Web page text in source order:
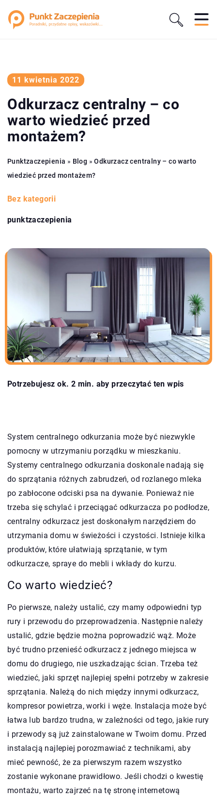
11 kwietnia 2022
Odkurzacz centralny – co
warto wiedzieć przed
montażem?
Punktzaczepienia » Blog »Odkurzacz centralny – co warto
wiedzieć przed montażem?
Bez kategorii
punktzaczepienia
Potrzebujesz ok. 2 min. aby przeczytać ten wpis
System centralnego odkurzania może być niezwykle
pomocny w utrzymaniu porządku w mieszkaniu.
Systemy centralnego odkurzania doskonale nadają się
do sprzątania różnych zabrudzeń, od rozlanego mleka
po zabłocone odciski psa na dywanie. Ponieważ nie
trzeba się schylać i przeciągać odkurzacza po podłodze,
centralny odkurzacz jest doskonałym narzędziem do
utrzymania domu w świeżości i czystości. Istnieje kilka
produktów, które ułatwiają sprzątanie, w tym
odkurzacze, spraye do mebli i wkłady do kurzu.
Co warto wiedzieć?
Po pierwsze, należy ustalić, czy mamy odpowiedni typ
rury i przewodu do przeprowadzenia. Następnie należy
ustalić, gdzie będzie można poprowadzić wąż. Może
być trudno przenieść odkurzacz z jednego miejsca w
domu do drugiego, nie uszkadzając ścian. Trzeba też
wiedzieć, jaki sprzęt najlepiej spełni potrzeby w zakresie
sprzątania. Należą do nich między innymi odkurzacz,
kompresor powietrza, worki i węże. Instalacja może być
łatwa lub bardzo trudna, w zależności od tego, jakie rury
i przewody są już zainstalowane w Twoim domu. Przed
instalacją najlepiej porozmawiać z technikami, aby
mieć pewność, że za pierwszym razem wszystko
zostanie wykonane prawidłowo. Jeśli chodzi o kwestię
montażu, warto zajrzeć na tę stronę internetową